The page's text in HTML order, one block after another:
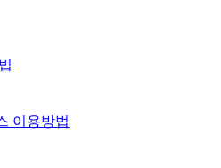
이용방법